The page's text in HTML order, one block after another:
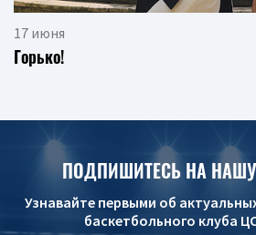
17 июня
Горько!
ПОДПИШИТЕСЬ НА
Узнавайте первыми об
баскетбольного клуба